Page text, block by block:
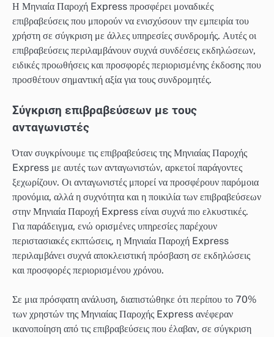
Η Μηνιαία Παροχή Express προσφέρει μοναδικές
επιβραβεύσεις που μπορούν να ενισχύσουν την εμπειρία του
χρήστη σε σύγκριση με άλλες υπηρεσίες συνδρομής. Αυτές οι
επιβραβεύσεις περιλαμβάνουν συχνά συνδέσεις εκδηλώσεων,
ειδικές προωθήσεις και προσφορές περιορισμένης έκδοσης που
προσθέτουν σημαντική αξία για τους συνδρομητές.
Σύγκριση επιβραβεύσεων με τους
ανταγωνιστές
Όταν συγκρίνουμε τις επιβραβεύσεις της Μηνιαίας Παροχής
Express με αυτές των ανταγωνιστών, αρκετοί παράγοντες
ξεχωρίζουν. Οι ανταγωνιστές μπορεί να προσφέρουν παρόμοια
προνόμια, αλλά η συχνότητα και η ποικιλία των επιβραβεύσεων
στην Μηνιαία Παροχή Express είναι συχνά πιο ελκυστικές.
Για παράδειγμα, ενώ ορισμένες υπηρεσίες παρέχουν
περιστασιακές εκπτώσεις, η Μηνιαία Παροχή Express
περιλαμβάνει συχνά αποκλειστική πρόσβαση σε εκδηλώσεις
και προσφορές περιορισμένου χρόνου.
Σε μια πρόσφατη ανάλυση, διαπιστώθηκε ότι περίπου το 70%
των χρηστών της Μηνιαίας Παροχής Express ανέφεραν
ικανοποίηση από τις επιβραβεύσεις που έλαβαν, σε σύγκριση